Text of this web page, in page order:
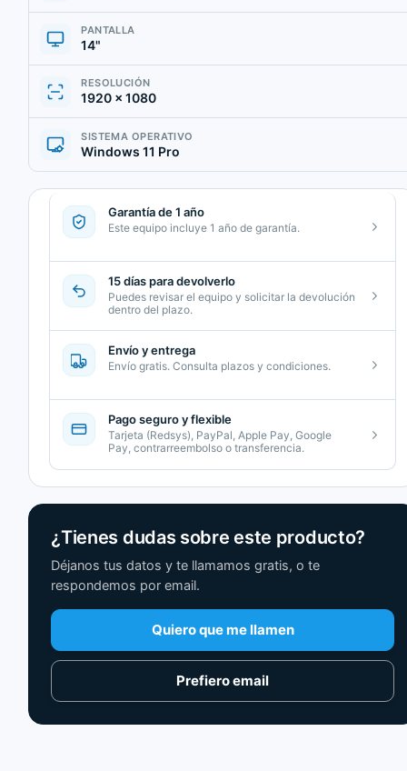
PANTALLA
14"
RESOLUCIÓN
1920 × 1080
SISTEMA OPERATIVO
Windows 11 Pro
Garantía de 1 año
Este equipo incluye 1 año de garantía.
15 días para devolverlo
Puedes revisar el equipo y solicitar la devolución
dentro del plazo.
Envío y entrega
Envío gratis. Consulta plazos y condiciones.
Pago seguro y flexible
Tarjeta (Redsys), PayPal, Apple Pay, Google
Pay, contrarreembolso o transferencia.
¿Tienes dudas sobre este producto?
Déjanos tus datos y te llamamos gratis, o te
respondemos por email.
Quiero que me llamen
Prefiero email